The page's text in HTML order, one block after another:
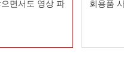
면서도 영상 파
회용품